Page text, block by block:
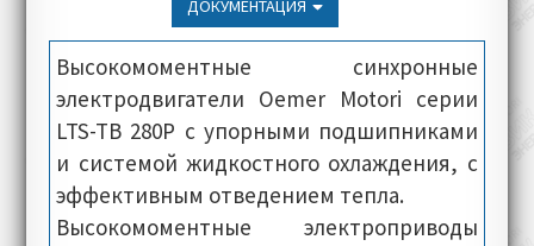
ДОКУМЕНТАЦИЯ
Высокомоментные синхронные
электродвигатели Oemer Motori серии
LTS-TB 280P с упорными подшипниками
и системой жидкостного охлаждения, с
эффективным отведением тепла.
Высокомоментные электроприводы